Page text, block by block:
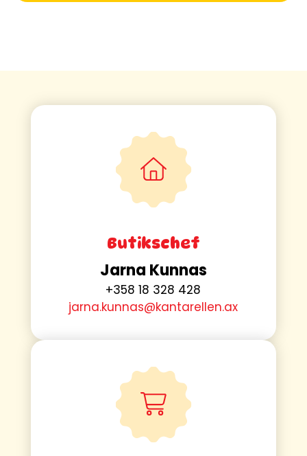
Butikschef
Jarna Kunnas
+358 18 328 428
jarna.kunnas@kantarellen.ax